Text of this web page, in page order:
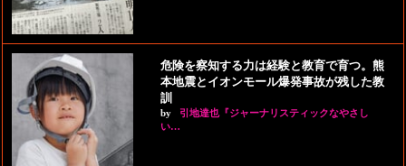
危険を察知する力は経験と教育で育つ。熊
本地震とイオンモール爆発事故が残した教
訓
by
引地達也『ジャーナリスティックなやさし
い…